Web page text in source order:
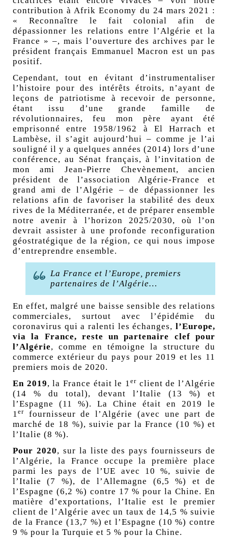
contribution à Afrik Economy du 24 mars 2021 :
«
Reconnaître le fait colonial afin de
dépassionner les relations entre l’Algérie et la
France » –, mais l’ouverture des archives par le
président français Emmanuel Macron est un pas
positif.
Cependant, tout en évitant d’instrumentaliser
l’histoire pour des intérêts étroits, n’ayant de
leçons de patriotisme à recevoir de personne,
étant issu d’une grande famille de
révolutionnaires, feu mon père ayant été
emprisonné entre 1958/1962 à El Harrach et
Lambèse, il s’agit aujourd’hui – comme je l’ai
souligné il y a quelques années (2014) lors d’une
conférence, au Sénat français, à l’invitation de
mon ami Jean-Pierre Chevènement, ancien
président de l’association Algérie-France et
grand ami de l’Algérie – de dépassionner les
relations afin de favoriser la stabilité des deux
rives de la Méditerranée, et de préparer ensemble
notre avenir à l’horizon 2025/2030, où l’on
devrait assister à une profonde reconfiguration
géostratégique de la région, ce qui nous impose
d’entreprendre ensemble.
La France et l’Europe, premiers
partenaires de l’Algérie…
En effet, malgré une baisse sensible des relations
commerciales, surtout avec l’épidémie du
coronavirus qui a ralenti les échanges,l’Europe,
via la France, reste un partenaire clef pour
l’Algérie, comme en témoigne la structure du
commerce extérieur du pays pour 2019 et les 11
premiers mois de 2020.
En 2019, la France était le 1er client de l’Algérie
(14
% du total), devant l’Italie (13
%) et
l’Espagne (11
%). La Chine était en 2019 le
1erfournisseur de l’Algérie (avec une part de
marché de 18 %), suivie par la France (10 %) et
l’Italie (8 %).
Pour 2020, sur la liste des pays fournisseurs de
l’Algérie, la France occupe la première place
parmi les pays de l’UE avec 10
%, suivie de
l’Italie (7
%), de l’Allemagne (6,5
%) et de
l’Espagne (6,2 %) contre 17 % pour la Chine. En
matière d’exportations, l’Italie est le premier
client de l’Algérie avec un taux de 14,5 % suivie
de la France (13,7 %) et l’Espagne (10 %) contre
9 % pour la Turquie et 5 % pour la Chine.